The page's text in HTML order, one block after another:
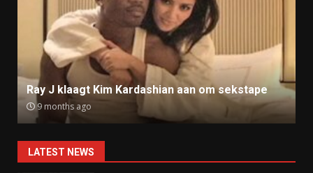
Ray J klaagt Kim Kardashian aan om sekstape
9 months ago
LATEST NEWS